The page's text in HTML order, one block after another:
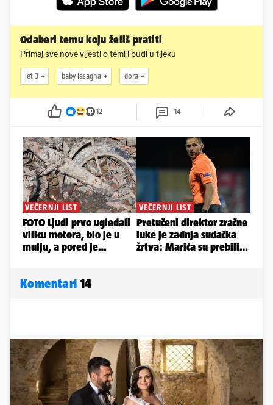
Odaberi temu koju želiš pratiti
Primaj sve nove vijesti o temi i budi u tijeku
let 3 baby lasagna dora
12 14
Komentari 14